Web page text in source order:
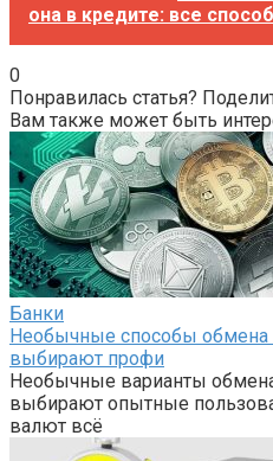
она в кредите: все
0
Понравилась статья?
Вам также может быть
Банки
Необычные способы обмена
выбирают профи
Необычные варианты
выбирают опытные
валют всё